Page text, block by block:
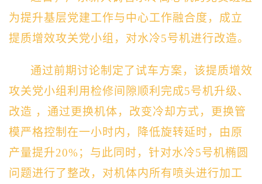
为提升基层党建工作与中心工作融合度，成立
提质增效攻关党小组，对水冷5号机进行改造。
通过前期讨论制定了试车方案， 该提质增效
攻关党小组利用检修间隙顺利完成5号机升级、
改造 ，通过更换机体，改变冷却方式，更换管
模严格控制在一小时内，降低旋转延时， 由原
产量提升20%；与此同时，针对水冷5号机椭圆
问题进行了整改，对机体内所有喷头进行加工